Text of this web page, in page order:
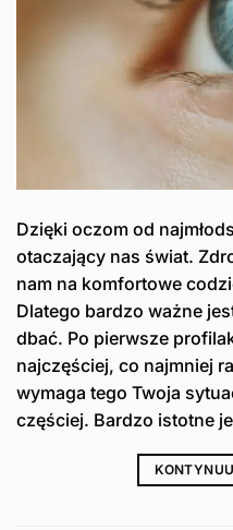
Dzięki oczom od
otaczający nas świat.
nam na komfortowe
Dlatego bardzo ważne
dbać. Po pierwsze
najczęściej, co najmniej
wymaga tego Twoja
częściej. Bardzo istotne